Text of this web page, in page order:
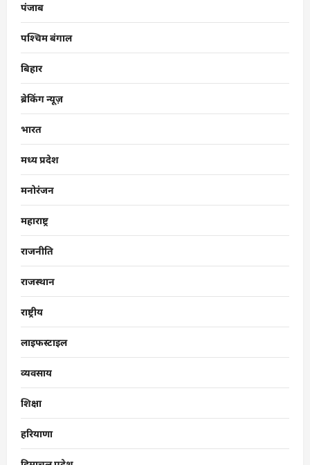
पंजाब
पश्चिम बंगाल
बिहार
ब्रेकिंग न्यूज़
भारत
मध्य प्रदेश
मनोरंजन
महाराष्ट्र
राजनीति
राजस्थान
राष्ट्रीय
लाइफस्टाइल
व्यवसाय
शिक्षा
हरियाणा